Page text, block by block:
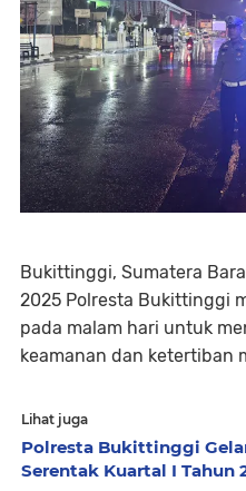
Bukittinggi, Sumatera
2025 Polresta Bukittinggi
pada malam hari untuk
keamanan dan ketertiban
Lihat juga
Polresta Bukittinggi
Serentak Kuartal I Tahun